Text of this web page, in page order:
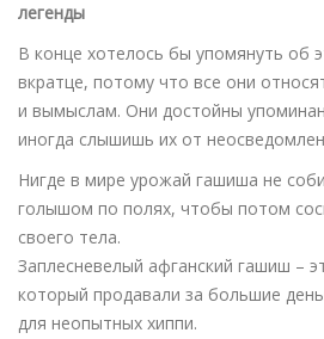
легенды
В конце хотелось бы упомянуть об
вкратце, потому что все они
и вымыслам. Они достойны
иногда слышишь их от
Нигде в мире урожай гашиша не
голышом по полях, чтобы потом
своего тела.
Заплесневелый афганский гашиш –
который продавали за большие
для неопытных хиппи.